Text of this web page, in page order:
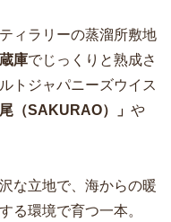
ィラリーの蒸溜所敷地
庫でじっくりと熟成さ
トジャパニーズウイス
（SAKURAO）」 や
な立地で、海からの暖
る環境で育つ一本。